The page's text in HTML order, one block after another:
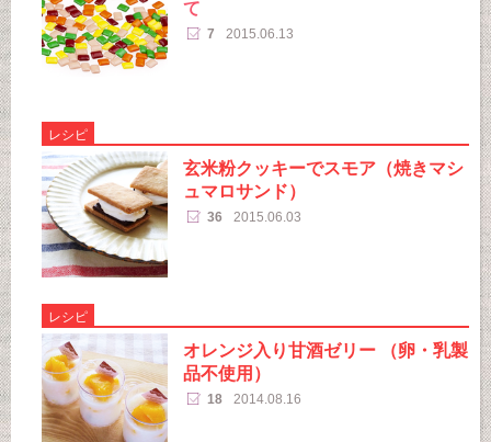
て
7 2015.06.13
レシピ
玄米粉クッキーでスモア（焼きマシ
ュマロサンド）
36 2015.06.03
レシピ
オレンジ入り甘酒ゼリー （卵・乳製
品不使用）
18 2014.08.16